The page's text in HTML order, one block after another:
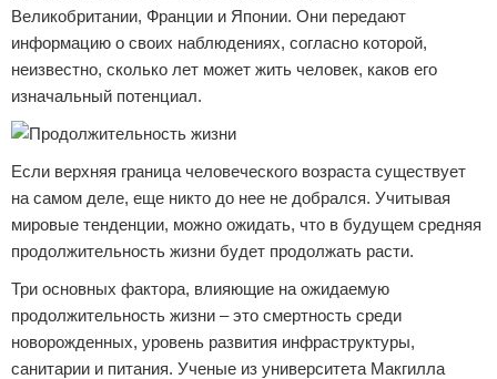
Великобритании, Франции и Японии. Они передают
информацию о своих наблюдениях, согласно которой,
неизвестно, сколько лет может жить человек, каков его
изначальный потенциал.
Если верхняя граница человеческого возраста существует
на самом деле, еще никто до нее не добрался. Учитывая
мировые тенденции, можно ожидать, что в будущем средняя
продолжительность жизни будет продолжать расти.
Три основных фактора, влияющие на ожидаемую
продолжительность жизни – это смертность среди
новорожденных, уровень развития инфраструктуры,
санитарии и питания. Ученые из университета Макгилла